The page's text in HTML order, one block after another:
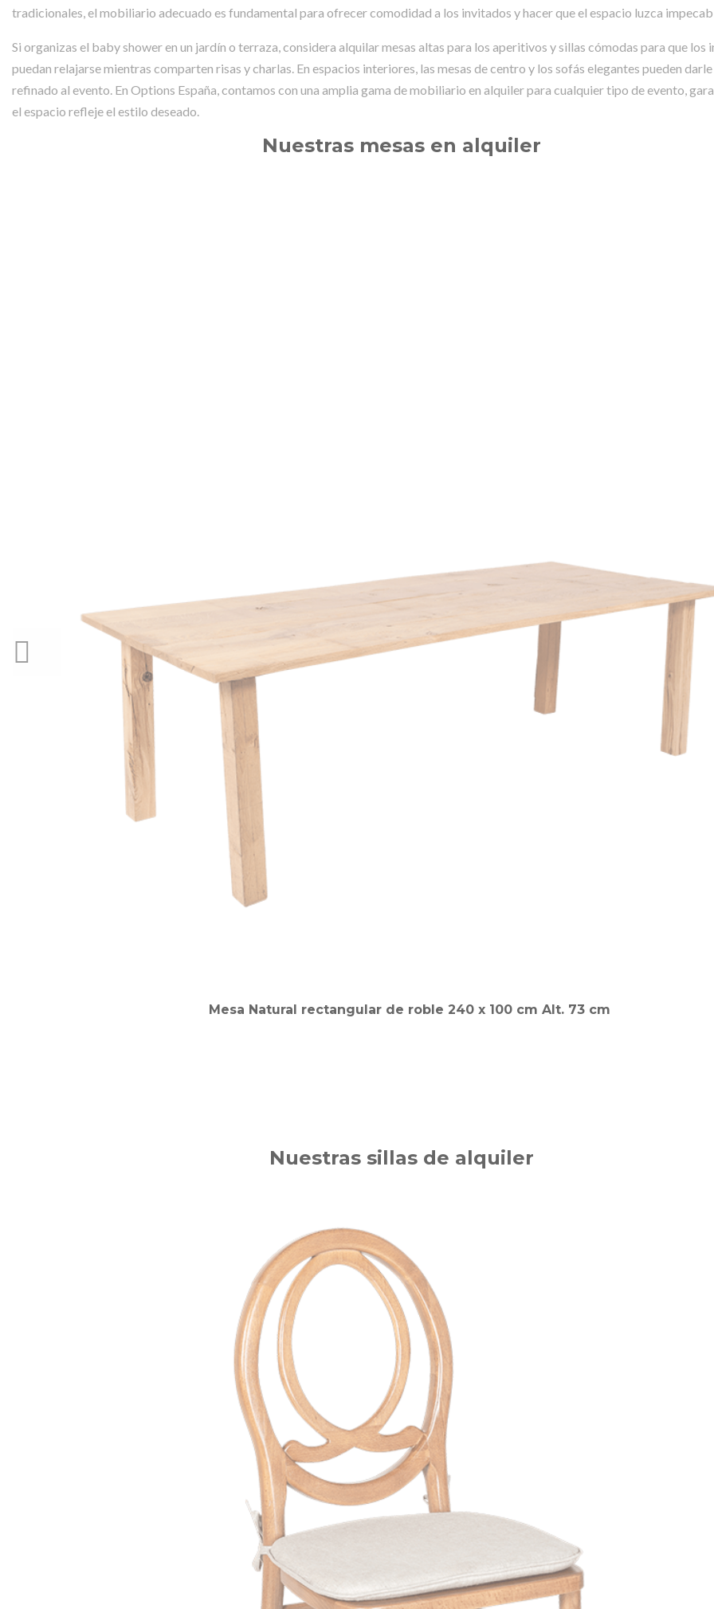
tradicionales, el mobiliario adecuado es fundamental para ofrecer comodidad a los invitados y hacer que el espacio luzca
Si organizas el baby shower en un jardín o terraza, considera alquilar mesas altas para los aperitivos y sillas cómodas para que los
puedan relajarse mientras comparten risas y charlas. En espacios interiores, las mesas de centro y los sofás elegantes pueden
refinado al evento. En Options España, contamos con una amplia gama de mobiliario en alquiler para cualquier tipo de evento,
el espacio refleje el estilo deseado.
Nuestras mesas en alquiler
Mesa Natural rectangular de roble 240 x 100 cm Alt. 73 cm
Nuestras sillas de alquiler